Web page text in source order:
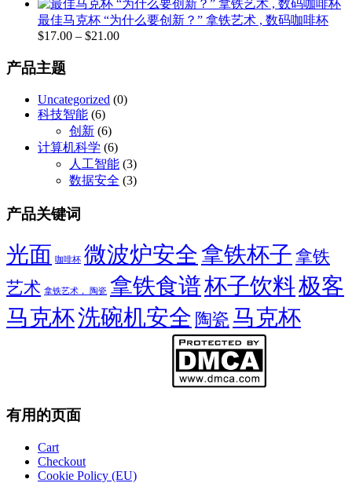
$17.00
至
格
范
围：
最佳马克杯 “为什么要创新？” 拿铁艺术 , 数码咖啡杯
$17.00 – $21.00价
$17.00
产品主题
Uncategorized (0)
科技智能 (6)
创新 (6)
计算机科学 (6)
人工智能 (3)
数据安全 (3)
产品关键词
光面 咖啡杯 微波炉安全拿铁杯子 拿铁
艺术 拿铁艺术， 陶瓷 拿铁食谱杯子饮料极客
马克杯洗碗机安全 陶瓷 马克杯
有用的页面
Cart
Checkout
Cookie Policy (EU)